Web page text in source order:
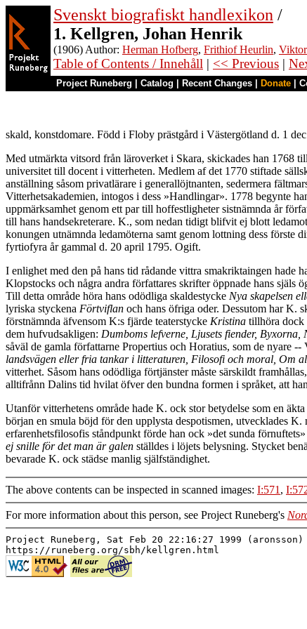
Svenskt biografiskt handlexikon /
1. Kellgren, Johan Henrik
(1906) Author: Herman Hofberg, Frithiof Heurlin,
Table of Contents / Innehåll | << Previous |
Project Runeberg Catalog Recent Changes Donate
skald, konstdomare. Född i Floby prästgård i Västergötland d. 1
Med utmärkta vitsord från läroverket i Skara, skickades han 1768
universitet till docent i vitterheten. Medlem af det 1770 stiftade
anställning såsom privatlärare i generallöjtnanten, sedermera
Vitterhetsakademien, intogos i dess »Handlingar». 1778 begynte
uppmärksamhet genom ett par till hoffestligheter sistnämnda år
till hans handsekreterare. K., som nedan tidigt blifvit ej blott
konungen utnämnda ledamöterna samt genom lottning dess förste
fyrtiofyra år gammal d. 20 april 1795. Ogift.
I enlighet med den på hans tid rådande vittra smakriktaingen hade
Klopstocks och några andra författares skrifter öppnade hans själs
Till detta område höra hans odödliga skaldestycke Nya skapelsen
lyriska styckena Förtviflan och hans öfriga oder. Dessutom har K.
förstnämnda äfvensom K:s fjärde teaterstycke Kristina tillhöra dock
dem hufvudsakligen: Dumboms lefverne, Ljusets fiender,
såväl de gamla författarne Propertius och Horatius, som de nyare
landsvägen eller fria tankar i litteraturen, Filosofi och moral, Om
vitterhet. Såsom hans odödliga förtjänster måste särskildt
alltifrånn Dalins tid hvilat öfver den bundna formen i språket, att
Utanför vitterhetens område hade K. ock stor betydelse som en
början en smula böjd för den upplysta despotismen, utvecklades
erfarenhetsfilosofis ståndpunkt förde han ock »det sunda
ej snille för det man är galen ställdes i löjets belysning. Stycket
bevarade K. ock städse manlig själfständighet.
The above contents can be inspected in scanned images: I:571 ,
For more information about this person, see Project Runeberg's
Project Runeberg, Sat Feb 20 22:16:27 1999 (aronsson)
https://runeberg.org/sbh/kellgren.html